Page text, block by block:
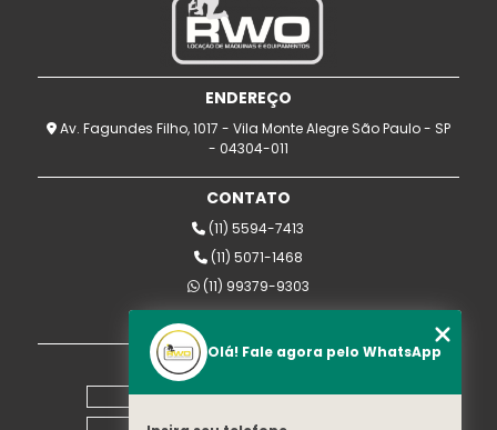
ENDEREÇO
Av. Fagundes Filho, 1017 - Vila Monte Alegre São Paulo - SP
- 04304-011
CONTATO
(11) 5594-7413
(11) 5071-1468
(11) 99379-9303
rwomaquinas@uol.com.br
MENU
Home
Olá! Fale agora pelo WhatsApp